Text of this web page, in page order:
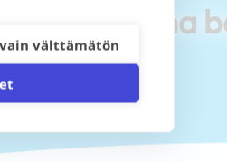
välttämätön
passar dina